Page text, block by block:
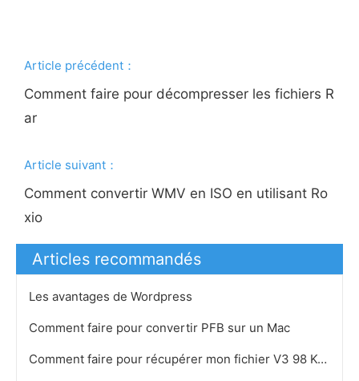
Article précédent：
Comment faire pour décompresser les fichiers R
ar
Article suivant：
Comment convertir WMV en ISO en utilisant Ro
xio
Articles recommandés
Les avantages de Wordpress
Comment faire pour convertir PFB sur un Mac
Comment faire pour récupérer mon fichier V3 98 Key